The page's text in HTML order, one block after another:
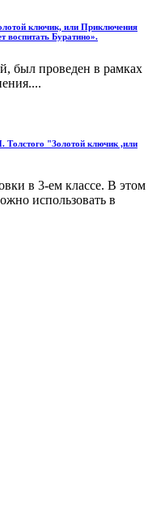
ключик, или Приключения
воспитать Буратино».
был проведен в рамках
Толстого "Золотой ключик ,или
в 3-ем классе. В этом
использовать в